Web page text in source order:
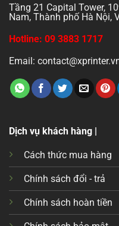
Tầng 21 Capital Tower,
Nam, Thành phố Hà Nội,
Hotline: 09 3883 1717
Email:
Dịch vụ khách hàng |
Cách thức mua hàng
Chính sách đổi - trả
Chính sách hoàn tiền